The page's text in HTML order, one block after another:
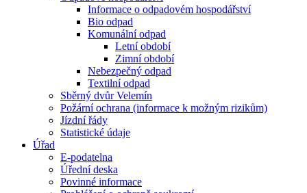
Informace o odpadovém hospodářství
Bio odpad
Komunální odpad
Letní období
Zimní období
Nebezpečný odpad
Textilní odpad
Sběrný dvůr Velemín
Požární ochrana (informace k možným rizikům)
Jízdní řády
Statistické údaje
Úřad
E-podatelna
Úřední deska
Povinné informace